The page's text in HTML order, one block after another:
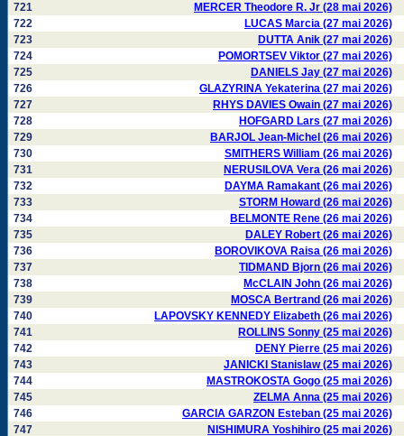
721
MERCER Theodore R. Jr (28 mai 2026)
722
LUCAS Marcia (27 mai 2026)
723
DUTTA Anik (27 mai 2026)
724
POMORTSEV Viktor (27 mai 2026)
725
DANIELS Jay (27 mai 2026)
726
GLAZYRINA Yekaterina (27 mai 2026)
727
RHYS DAVIES Owain (27 mai 2026)
728
HOFGARD Lars (27 mai 2026)
729
BARJOL Jean-Michel (26 mai 2026)
730
SMITHERS William (26 mai 2026)
731
NERUSILOVA Vera (26 mai 2026)
732
DAYMA Ramakant (26 mai 2026)
733
STORM Howard (26 mai 2026)
734
BELMONTE Rene (26 mai 2026)
735
DALEY Robert (26 mai 2026)
736
BOROVIKOVA Raisa (26 mai 2026)
737
TIDMAND Bjorn (26 mai 2026)
738
McCLAIN John (26 mai 2026)
739
MOSCA Bertrand (26 mai 2026)
740
LAPOVSKY KENNEDY Elizabeth (26 mai 2026)
741
ROLLINS Sonny (25 mai 2026)
742
DENY Pierre (25 mai 2026)
743
JANICKI Stanislaw (25 mai 2026)
744
MASTROKOSTA Gogo (25 mai 2026)
745
ZELMA Anna (25 mai 2026)
746
GARCIA GARZON Esteban (25 mai 2026)
747
NISHIMURA Yoshihiro (25 mai 2026)